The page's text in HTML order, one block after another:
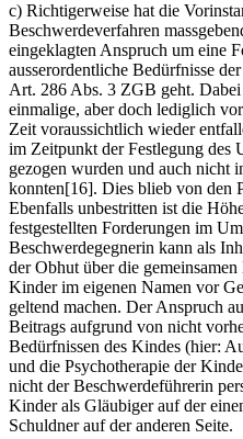
c) Richtigerweise hat die
Beschwerdeverfahren
eingeklagten Anspruch um eine
ausserordentliche Bedürfnisse
Art. 286 Abs. 3 ZGB geht.
einmalige, aber doch lediglich
Zeit voraussichtlich wieder
im Zeitpunkt der Festlegung des
gezogen wurden und auch nicht
konnten[16]. Dies blieb von den
Ebenfalls unbestritten ist die
festgestellten Forderungen im
Beschwerdegegnerin kann als
der Obhut über die
Kinder im eigenen Namen vor
geltend machen. Der Anspruch
Beitrags aufgrund von nicht
Bedürfnissen des Kindes (hier:
und die Psychotherapie der
nicht der Beschwerdeführerin
Kinder als Gläubiger auf der
Schuldner auf der anderen Seite.